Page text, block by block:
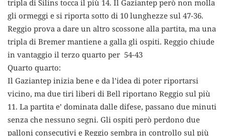
tripla di Silins tocca il più 14. Il Gaziantep però non molla
gli ormeggi e si riporta sotto di 10 lunghezze sul 47-36.
Reggio prova a dare un altro scossone alla partita, ma una
tripla di Bremer mantiene a galla gli ospiti. Reggio chiude
in vantaggio il terzo quarto per 54-43
Quarto quarto:
Il Gaziantep inizia bene e da l’idea di poter riportarsi
vicino, ma due tiri liberi di Bell riportano Reggio sul più
11. La partita e’ dominata dalle difese, passano due minuti
senza che nessuno segni. Gli ospiti però perdono due
palloni consecutivi e Reggio sembra in controllo sul più